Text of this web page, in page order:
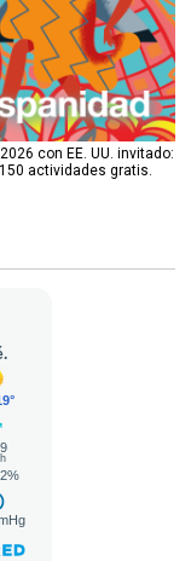
con EE. UU. invitado:
actividades gratis.